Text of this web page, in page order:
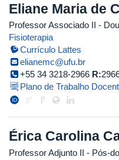
Eliane Maria de
Professor Associado II -
Fisioterapia
Currículo Lattes
elianemc@ufu.br
+55 34 3218-2966 R:
Plano de Trabalho
Érica Carolina
Professor Adjunto II - Pós-